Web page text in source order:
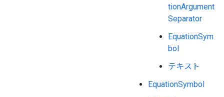
tionArgument
Separator
EquationSym
bol
テキスト
EquationSymbol